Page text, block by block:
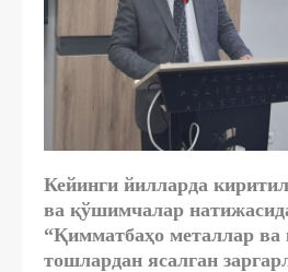
Кейинги йилларда
ва қўшимчалар
“Қимматбаҳо металлар ва
тошлардан ясалган